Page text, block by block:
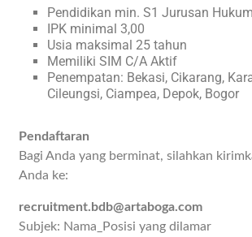
Pendidikan min. S1 Jurusan Hukum
IPK minimal 3,00
Usia maksimal 25 tahun
Memiliki SIM C/A Aktif
Penempatan: Bekasi, Cikarang,
Cileungsi, Ciampea, Depok, Bogor
Pendaftaran
Bagi Anda yang berminat, silahkan
Anda ke:
recruitment.bdb@artaboga.com
Subjek: Nama_Posisi yang dilamar